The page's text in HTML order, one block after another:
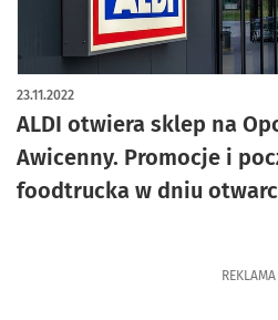
ALDI otwiera sklep na
Awicenny. Promocje i
foodtrucka w dniu
23.11.2022
REKLAMA